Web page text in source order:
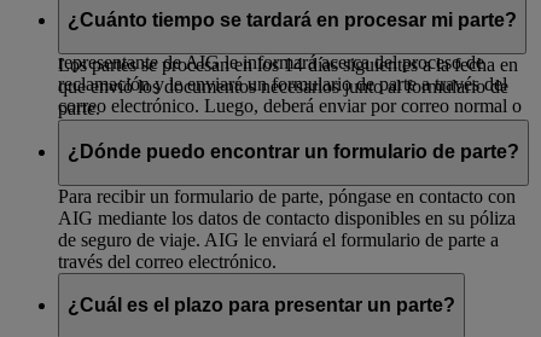
centro de asistencia de AIG. Los datos de contacto se
representante de AIG le informará acerca del proceso de
reclamación y le enviará un formulario de parte a través del
correo electrónico. Luego, deberá enviar por correo normal o
por correo electrónico el formulario de parte completado con
los documentos adicionales que AIG solicite.
¿Cuánto tiempo se tardará en procesar mi parte?
Los partes se procesan en los 14 días siguientes a la fecha en
que envió los documentos necesarios junto al formulario de
parte.
¿Dónde puedo encontrar un formulario de parte?
Para recibir un formulario de parte, póngase en contacto con
AIG mediante los datos de contacto disponibles en su póliza
de seguro de viaje. AIG le enviará el formulario de parte a
través del correo electrónico.
¿Cuál es el plazo para presentar un parte?